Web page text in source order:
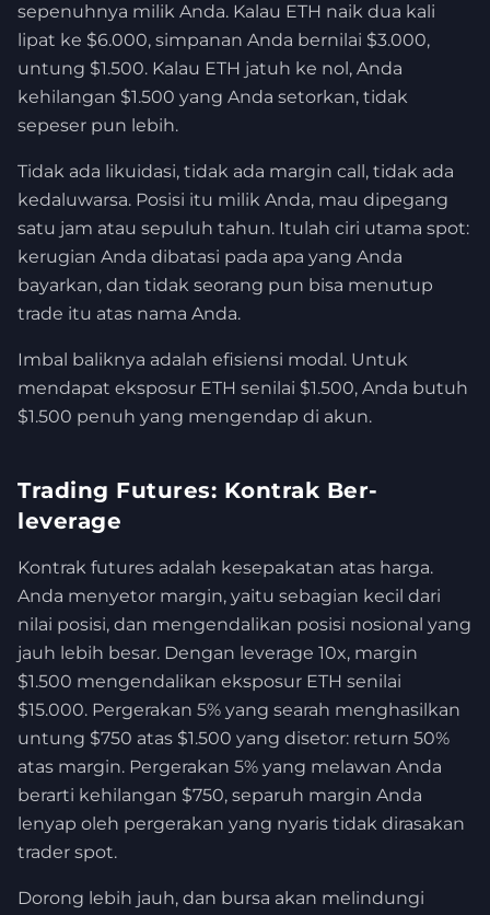
sepenuhnya milik Anda. Kalau ETH naik dua kali
lipat ke $6.000, simpanan Anda bernilai $3.000,
untung $1.500. Kalau ETH jatuh ke nol, Anda
kehilangan $1.500 yang Anda setorkan, tidak
sepeser pun lebih.
Tidak ada likuidasi, tidak ada margin call, tidak ada
kedaluwarsa. Posisi itu milik Anda, mau dipegang
satu jam atau sepuluh tahun. Itulah ciri utama spot:
kerugian Anda dibatasi pada apa yang Anda
bayarkan, dan tidak seorang pun bisa menutup
trade itu atas nama Anda.
Imbal baliknya adalah efisiensi modal. Untuk
mendapat eksposur ETH senilai $1.500, Anda butuh
$1.500 penuh yang mengendap di akun.
Trading Futures: Kontrak Ber-
leverage
Kontrak futures adalah kesepakatan atas harga.
Anda menyetor margin, yaitu sebagian kecil dari
nilai posisi, dan mengendalikan posisi nosional yang
jauh lebih besar. Dengan leverage 10x, margin
$1.500 mengendalikan eksposur ETH senilai
$15.000. Pergerakan 5% yang searah menghasilkan
untung $750 atas $1.500 yang disetor: return 50%
atas margin. Pergerakan 5% yang melawan Anda
berarti kehilangan $750, separuh margin Anda
lenyap oleh pergerakan yang nyaris tidak dirasakan
trader spot.
Dorong lebih jauh, dan bursa akan melindungi